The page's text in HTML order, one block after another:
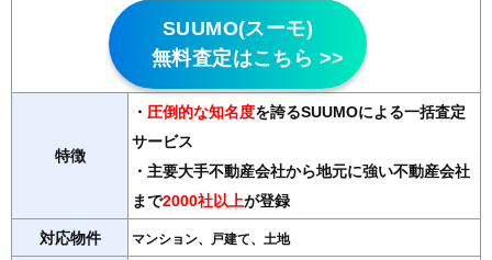
SUUMO(スーモ)
無料査定はこちら >>
特徴
・ 圧倒的な知名度を誇るSUUMOによる一括査定
サービス
・主要大手不動産会社から地元に強い不動産会社
まで2000社以上が登録
対応物件 マンション、戸建て、土地